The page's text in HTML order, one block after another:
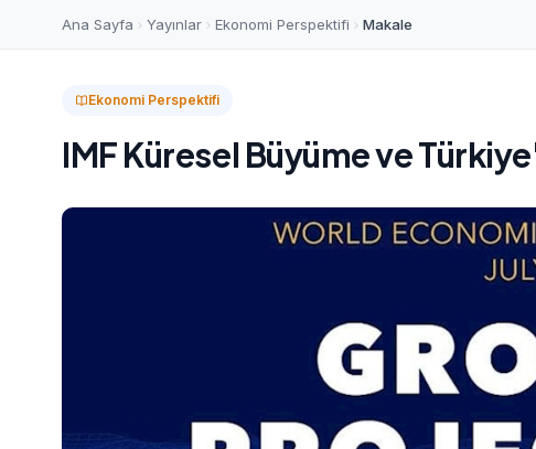
Ana Sayfa Yayınlar Ekonomi Perspektifi Makale
Ekonomi Perspektifi
IMF Küresel Büyüme ve